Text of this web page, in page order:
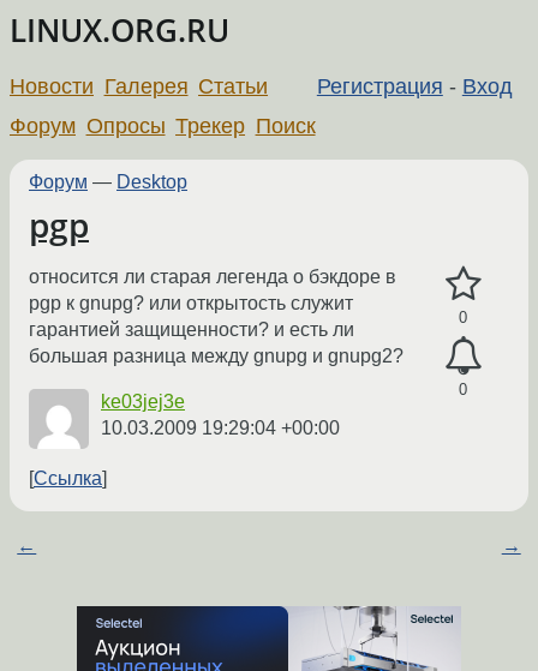
LINUX.ORG.RU
Регистрация - Вход
Новости Галерея Статьи
Форум Опросы Трекер Поиск
Форум — Desktop
pgp
0
0
относится ли старая легенда о бэкдоре в
pgp к gnupg? или открытость служит
гарантией защищенности? и есть ли
большая разница между gnupg и gnupg2?
ke03jej3e
10.03.2009 19:29:04 +00:00
Ссылка
← →